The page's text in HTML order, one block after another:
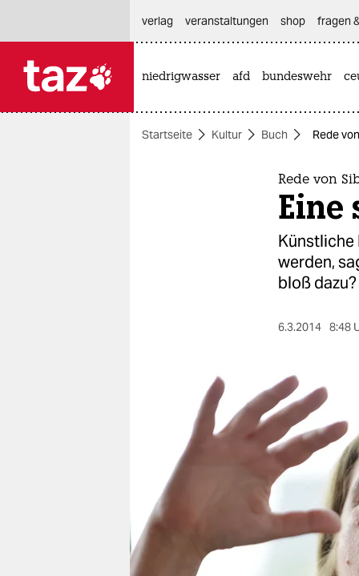
themen
wahrheit
verlag
verlag
veranstaltungen
shop
verlag
veranstaltungen shop fragen
niedrigwasser afd bundeswehr
Startseite Kultur Buch Rede
Rede von
Eine
Künstliche
werden,
bloß dazu?
6.3.2014 8:48